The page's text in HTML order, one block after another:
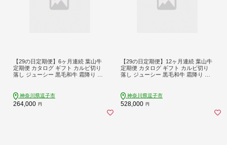
【29の日定期便】6ヶ月連続 葉山牛
定期便 カタログ ギフト カルビ切り
落し ジューシー 黒毛和牛 霜降り 赤
牛肉店 神奈川県 逗子市
神奈川県逗子市
264,000 円
【29の日定期便】12ヶ月連続 葉山牛
定期便 カタログ ギフト カルビ切り
落し ジューシー 黒毛和牛 霜降り 赤
牛肉店 神奈川県 逗子市
神奈川県逗子市
528,000 円